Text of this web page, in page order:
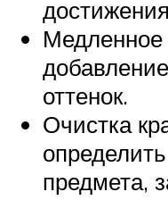
Медленное
оттенок.
Очистка
предмета,